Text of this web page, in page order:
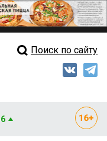
Свежий выпускПоиск по сайту